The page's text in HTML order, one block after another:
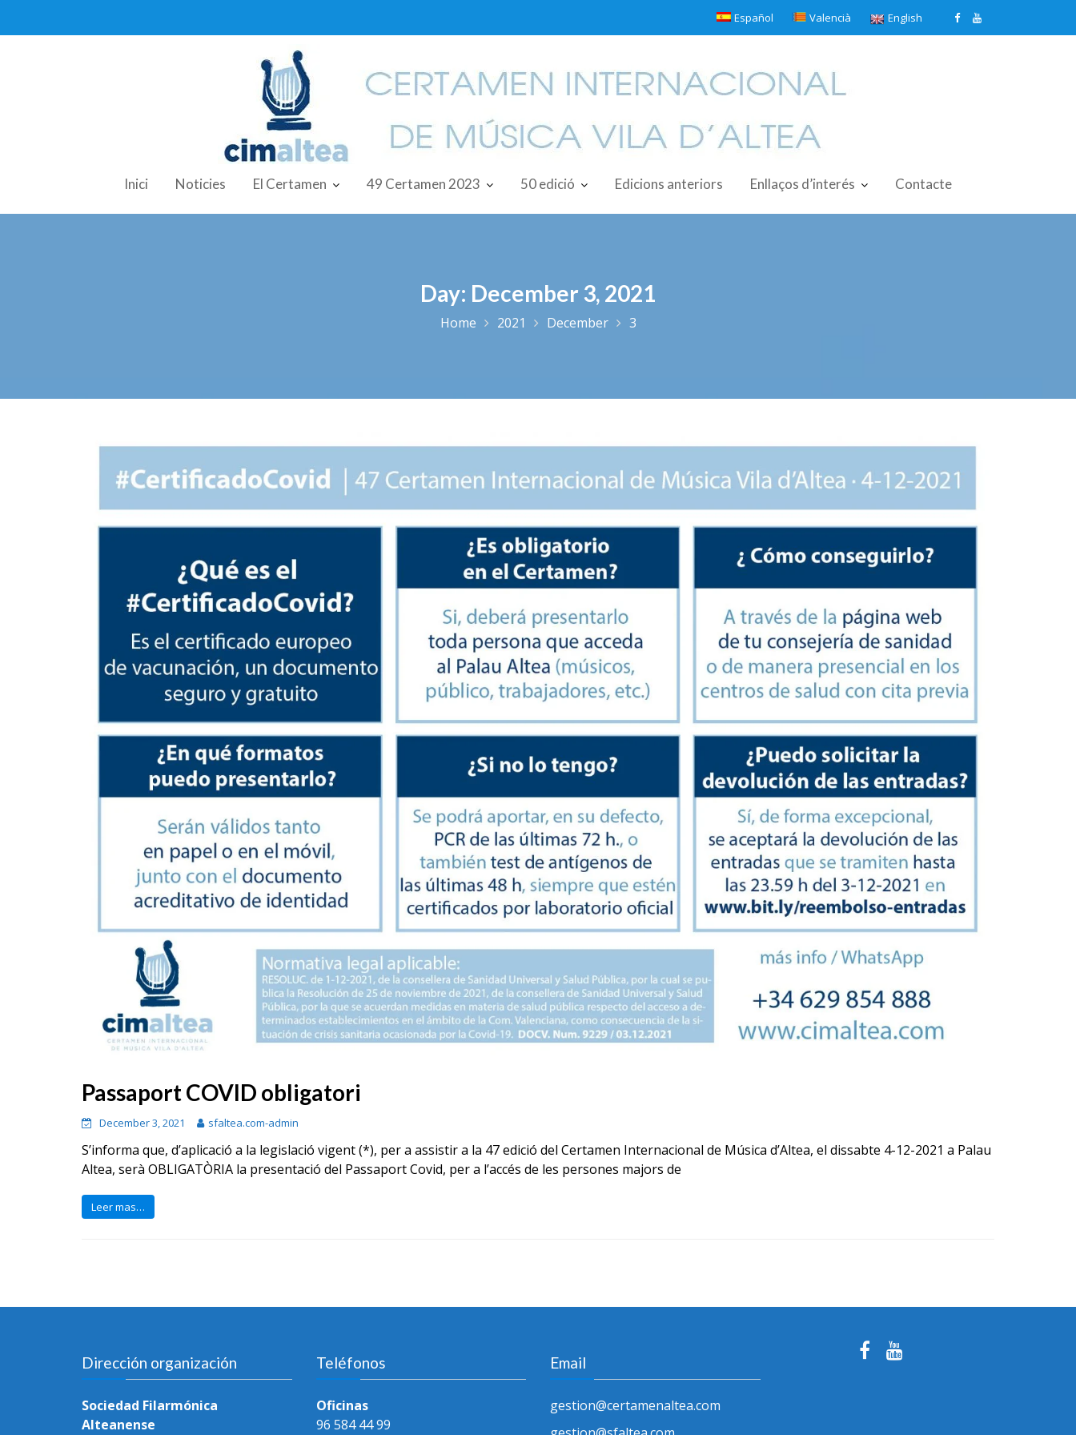
Español Valencià English
Inici Noticies El Certamen 49 Certamen 2023 50 edició Edicions anteriors Enllaços d’interés Contacte
Day: December 3, 2021
Home 2021 December 3
Passaport COVID obligatori
December 3, 2021 sfaltea.com-admin
S’informa que, d’aplicació a la legislació vigent (*), per a assistir a la 47 edició del Certamen Internacional de Música d’Altea, el dissabte 4-12-2021 a Palau
Altea, serà OBLIGATÒRIA la presentació del Passaport Covid, per a l’accés de les persones majors de
Leer mas…
Dirección organización
Sociedad Filarmónica
Alteanense
Teléfonos
Oficinas
96 584 44 99
Email
gestion@certamenaltea.com